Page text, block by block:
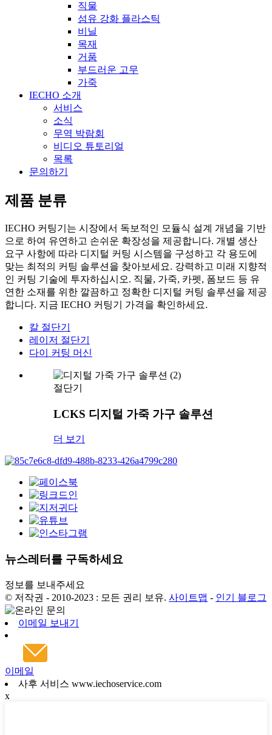
직물
섬유 강화 플라스틱
비닐
목재
거품
부드러운 고무
가죽
IECHO 소개
서비스
소식
무역 박람회
비디오 튜토리얼
목록
문의하기
제품 분류
IECHO 커팅기는 시장에서 독보적인 모듈식 설계 개념을 기반
으로 하여 유연하고 손쉬운 확장성을 제공합니다. 개별 생산
요구 사항에 따라 디지털 커팅 시스템을 구성하고 각 용도에
맞는 최적의 커팅 솔루션을 찾아보세요. 강력하고 미래 지향적
인 커팅 기술에 투자하십시오. 직물, 가죽, 카펫, 폼보드 등 유
연한 소재를 위한 깔끔하고 정확한 디지털 커팅 솔루션을 제공
합니다. 지금 IECHO 커팅기 가격을 확인하세요.
칼 절단기
레이저 절단기
다이 커팅 머신
절단기
LCKS 디지털 가죽 가구 솔루션
더 보기
뉴스레터를 구독하세요
정보를 보내주세요
© 저작권 - 2010-2023 : 모든 권리 보유. 사이트맵 - 인기 블로그
이메일 보내기
이메일
사후 서비스 www.iechoservice.com
x